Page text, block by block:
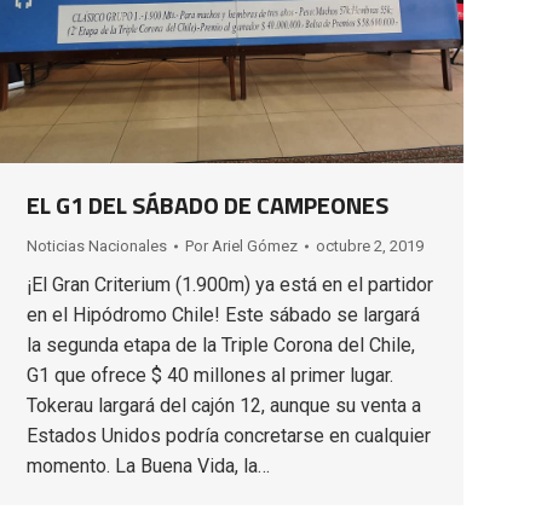
EL G1 DEL SÁBADO DE CAMPEONES
Noticias Nacionales Por Ariel Gómez octubre 2, 2019
¡El Gran Criterium (1.900m) ya está en el partidor
en el Hipódromo Chile! Este sábado se largará
la segunda etapa de la Triple Corona del Chile,
G1 que ofrece $ 40 millones al primer lugar.
Tokerau largará del cajón 12, aunque su venta a
Estados Unidos podría concretarse en cualquier
momento. La Buena Vida, la…